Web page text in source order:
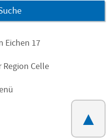
Eichen 17
Celle
▲